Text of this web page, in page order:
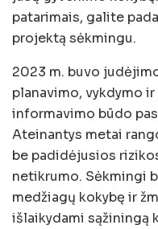
patarimais, galite
projektą sėkmingu.
2023 m. buvo
planavimo, vykdymo
informavimo būdo
Ateinantys metai
be padidėjusios
netikrumo. Sėkmingi
medžiagų kokybę ir
išlaikydami sąžiningą